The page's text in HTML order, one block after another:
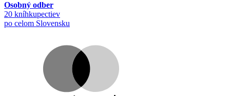
Osobný odber
20 kníhkupectiev
po celom Slovensku